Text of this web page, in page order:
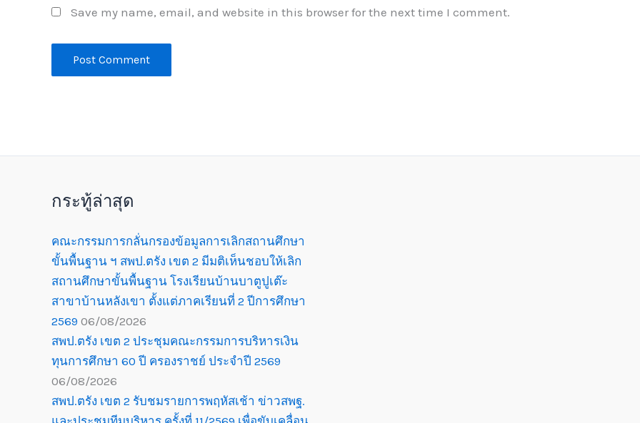
Save my name, email, and website in this browser for the next time I comment.
กระทู้ล่าสุด
คณะกรรมการกลั่นกรองข้อมูลการเลิกสถานศึกษา
ขั้นพื้นฐาน ฯ สพป.ตรัง เขต 2 มีมติเห็นชอบให้เลิก
สถานศึกษาขั้นพื้นฐาน โรงเรียนบ้านบาตูปูเต๊ะ
สาขาบ้านหลังเขา ตั้งแต่ภาคเรียนที่ 2 ปีการศึกษา
2569 06/08/2026
สพป.ตรัง เขต 2 ประชุมคณะกรรมการบริหารเงิน
ทุนการศึกษา 60 ปี ครองราชย์ ประจำปี 2569
06/08/2026
สพป.ตรัง เขต 2 รับชมรายการพฤหัสเช้า ข่าวสพฐ.